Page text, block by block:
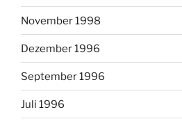
November 1998
Dezember 1996
September 1996
Juli 1996